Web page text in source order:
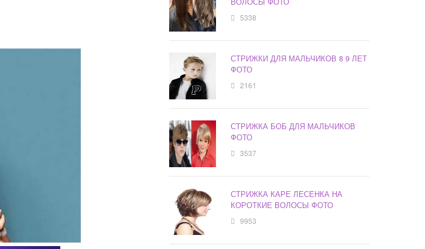
5338
СТРИЖКИ ДЛЯ МАЛЬЧИКОВ 8 9 ЛЕТ
ФОТО
2161
СТРИЖКА БОБ ДЛЯ МАЛЬЧИКОВ
ФОТО
3537
СТРИЖКА КАРЕ ЛЕСЕНКА НА
КОРОТКИЕ ВОЛОСЫ ФОТО
9953